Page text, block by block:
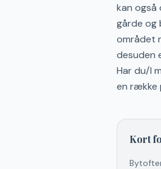
kan
gårde og
området
desuden
Har du/I
en række
Kort